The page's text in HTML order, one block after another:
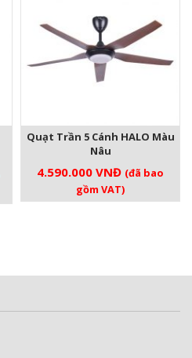
Quạt Trần 5 Cánh HALO Màu
Nâu
4.590.000 VNĐ (đã bao
gồm VAT)